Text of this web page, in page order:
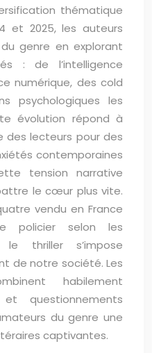
thématique
et 2025, les auteurs
genre en explorant
: de l’intelligence
numérique, des cold
psychologiques les
évolution répond à
des lecteurs pour des
contemporaines
tension narrative
le cœur plus vite.
vendu en France
policier selon les
le thriller s’impose
de notre société. Les
habilement
questionnements
du genre une
captivantes.